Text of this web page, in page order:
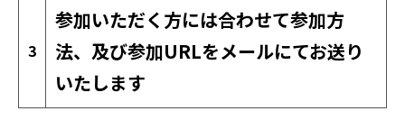
3
参加いただく方には合わせて参加方
法、及び参加URLをメールにてお送り
いたします